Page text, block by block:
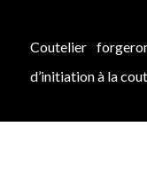
Coutelier
d’initiation à la